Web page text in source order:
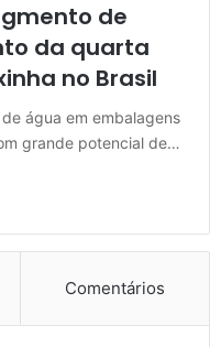
de
da quarta
no Brasil
água em embalagens
grande potencial de…
Comentários